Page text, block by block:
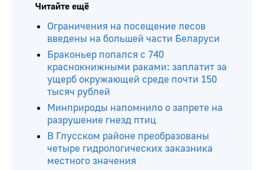
Читайте ещё
Ограничения на посещение лесов
введены на большей части Беларуси
Браконьер попался с 740
краснокнижными раками: заплатит за
ущерб окружающей среде почти 150
тысяч рублей
Минприроды напомнило о запрете на
разрушение гнезд птиц
В Глусском районе преобразованы
четыре гидрологических заказника
местного значения